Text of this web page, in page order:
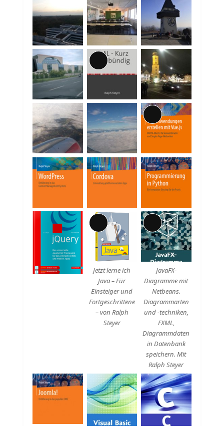
Lange
Beschreibung
Lange
Beschreibung
Lange
Beschreibung
Jetzt lerne ich
Java – Für
Einsteiger und
Fortgeschrittene
– von Ralph
Steyer
Lange
Beschreibung
JavaFX-
Diagramme mit
Netbeans.
Diagrammarten
und -techniken,
FXML,
Diagrammdaten
in Datenbank
speichern. Mit
Ralph Steyer